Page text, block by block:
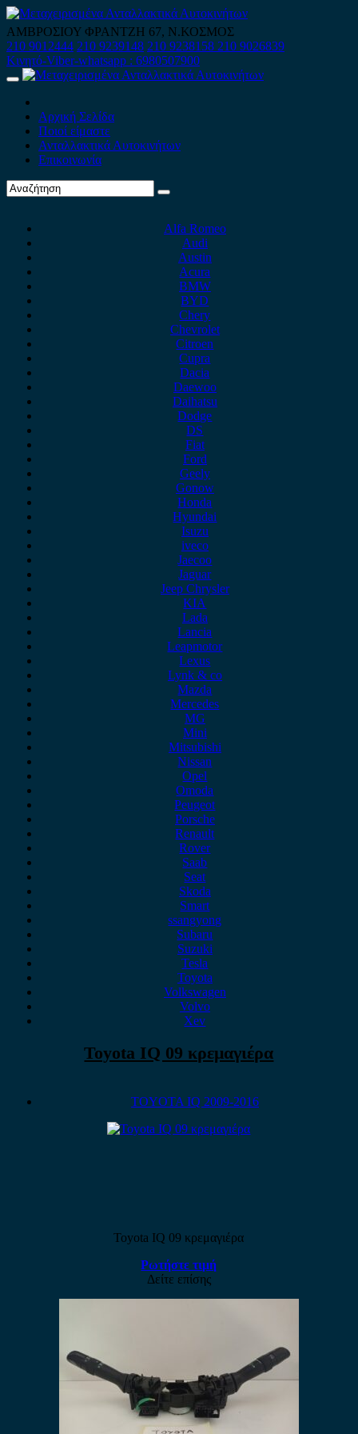
Skip
to
content
ΑΜΒΡΟΣΙΟΥ ΦΡΑΝΤΖΗ 67, Ν.ΚΟΣΜΟΣ
210 9012444 210 9239148 210 9238158 210 9026839
Κινητό-Viber-whatsapp : 6980507900
Primary
Αρχική Σελίδα
Ποιοί είμαστε
Ανταλλακτικά Αυτοκινήτων
Επικοινωνία
Alfa Romeo
Audi
Austin
Acura
BMW
BYD
Chery
Chevrolet
Citroen
Cupra
Dacia
Daewoo
Daihatsu
Dodge
DS
Fiat
Ford
Geely
Gonow
Honda
Hyundai
Isuzu
iveco
Jaecoo
Jaguar
Jeep Chrysler
KIA
Lada
Lancia
Leapmotor
Lexus
Lynk & co
Mazda
Mercedes
MG
Mini
Mitsubishi
Nissan
Opel
Omoda
Peugeot
Porsche
Renault
Rover
Saab
Seat
Skoda
Smart
ssangyong
Subaru
Suzuki
Tesla
Toyota
Volkswagen
Volvo
Xev
Toyota IQ 09 κρεμαγιέρα
TOYOTA IQ 2009-2016
Toyota IQ 09 κρεμαγιέρα
Ρωτήστε τιμή
Δείτε επίσης